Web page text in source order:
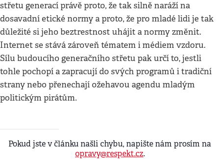
střetu generací právě proto, že tak silně naráží na
dosavadní etické normy a proto, že pro mladé lidi je tak
důležité si jeho beztrestnost uhájit a normy změnit.
Internet se stává zároveň tématem i médiem vzdoru.
Sílu budoucího generačního střetu pak určí to, jestli
tohle pochopí a zapracují do svých programů i tradiční
strany nebo přenechají ožehavou agendu mladým
politickým pirátům.
Pokud jste v článku našli chybu, napište nám prosím na
opravy@respekt.cz.